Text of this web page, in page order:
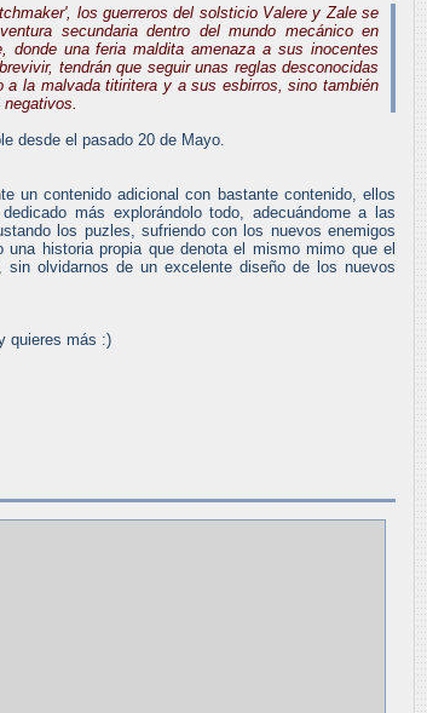
los guerreros del solsticio Valere y Zale se
secundaria dentro del mundo mecánico en
donde una feria maldita amenaza a sus inocentes
tendrán que seguir unas reglas desconocidas
a la malvada titiritera y a sus esbirros, sino también
desde el pasado 20 de Mayo.
un contenido adicional con bastante contenido, ellos
más explorándolo todo, adecuándome a las
los puzles, sufriendo con los nuevos enemigos
historia propia que denota el mismo mimo que el
olvidarnos de un excelente diseño de los nuevos
quieres más :)